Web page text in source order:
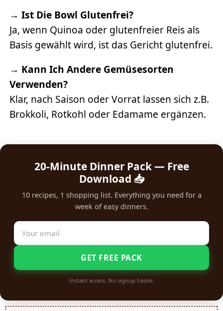
→Ist Die Bowl Glutenfrei?
Ja, wenn Quinoa oder glutenfreier Reis als
Basis gewählt wird, ist das Gericht glutenfrei.
→ Kann Ich Andere Gemüsesorten
Verwenden?
Klar, nach Saison oder Vorrat lassen sich z.B.
Brokkoli, Rotkohl oder Edamame ergänzen.
20-Minute Dinner Pack — Free
Download 📥
10 recipes, 1 shopping list. Everything you need for a
week of easy dinners.
GET FREE PACK
Instant access. No signup hassle.